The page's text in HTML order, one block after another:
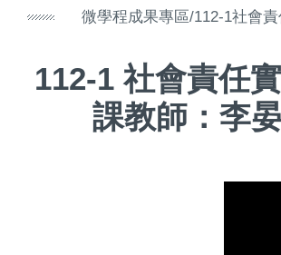
微學程成果專區/112-1社會
112-1 社會責任
課教師：李